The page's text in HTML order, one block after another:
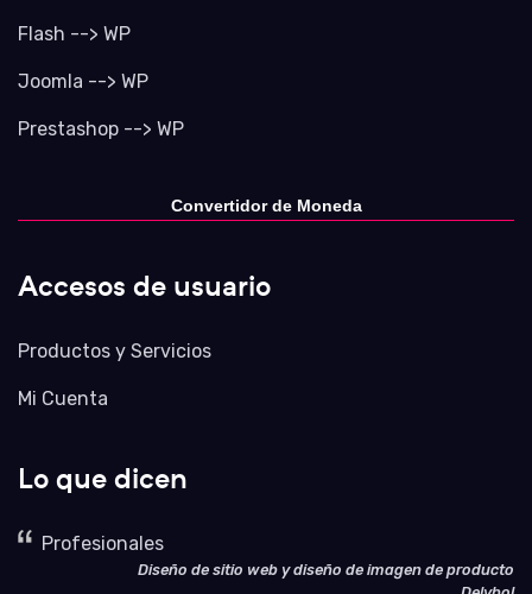
Flash --> WP
Joomla --> WP
Prestashop --> WP
Convertidor de Moneda
Accesos de usuario
Productos y Servicios
Mi Cuenta
Lo que dicen
Profesionales
Diseño de sitio web y diseño de imagen de producto